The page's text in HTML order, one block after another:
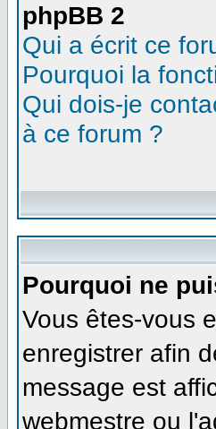
phpBB 2
Qui a écrit ce
Pourquoi la
Qui dois-je
à ce forum ?
Pourquoi ne
Vous êtes-vous
enregistrer afin
message est
webmestre ou